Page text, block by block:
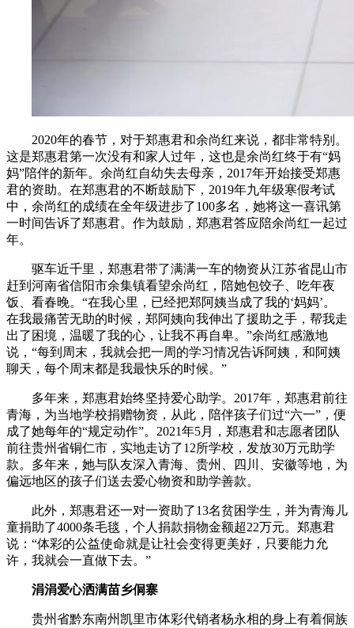
2020年的春节，对于郑惠君和余尚红来说，都非常特别。
这是郑惠君第一次没有和家人过年，这也是余尚红终于有“妈
妈”陪伴的新年。余尚红自幼失去母亲，2017年开始接受郑惠
君的资助。在郑惠君的不断鼓励下，2019年九年级寒假考试
中，余尚红的成绩在全年级进步了100多名，她将这一喜讯第
一时间告诉了郑惠君。作为鼓励，郑惠君答应陪余尚红一起过
年。
驱车近千里，郑惠君带了满满一车的物资从江苏省昆山市
赶到河南省信阳市余集镇看望余尚红，陪她包饺子、吃年夜
饭、看春晚。“在我心里，已经把郑阿姨当成了我的‘妈妈’。
在我最痛苦无助的时候，郑阿姨向我伸出了援助之手，帮我走
出了困境，温暖了我的心，让我不再自卑。”余尚红感激地
说，“每到周末，我就会把一周的学习情况告诉阿姨，和阿姨
聊天，每个周末都是我最快乐的时候。”
多年来，郑惠君始终坚持爱心助学。2017年，郑惠君前往
青海，为当地学校捐赠物资，从此，陪伴孩子们过“六一”，便
成了她每年的“规定动作”。2021年5月，郑惠君和志愿者团队
前往贵州省铜仁市，实地走访了12所学校，发放30万元助学
款。多年来，她与队友深入青海、贵州、四川、安徽等地，为
偏远地区的孩子们送去爱心物资和助学善款。
此外，郑惠君还一对一资助了13名贫困学生，并为青海儿
童捐助了4000条毛毯，个人捐款捐物金额超22万元。郑惠君
说：“体彩的公益使命就是让社会变得更美好，只要能力允
许，我就会一直做下去。”
涓涓爱心洒满苗乡侗寨
贵州省黔东南州凯里市体彩代销者杨永相的身上有着侗族